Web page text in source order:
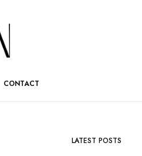
CONTACT
LATEST POSTS